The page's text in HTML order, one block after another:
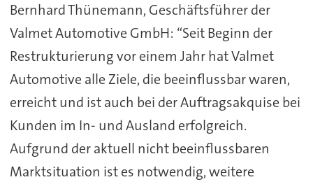
Bernhard Thünemann, Geschäftsführer der
Valmet Automotive GmbH: “Seit Beginn der
Restrukturierung vor einem Jahr hat Valmet
Automotive alle Ziele, die beeinflussbar waren,
erreicht und ist auch bei der Auftragsakquise bei
Kunden im In- und Ausland erfolgreich.
Aufgrund der aktuell nicht beeinflussbaren
Marktsituation ist es notwendig, weitere